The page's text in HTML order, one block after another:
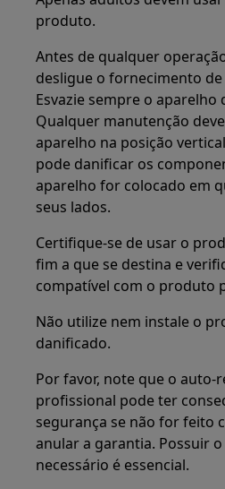
produto.
Antes de qualquer
desligue o fornecimento
Esvazie sempre o aparelho
Qualquer manutenção
aparelho na posição
pode danificar os
aparelho for colocado em
seus lados.
Certifique-se de usar o
fim a que se destina e
compatível com o produto
Não utilize nem instale o
danificado.
Por favor, note que o
profissional pode ter
segurança se não for feito
anular a garantia. Possuir
necessário é essencial.